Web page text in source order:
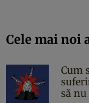
Cele mai noi
Cum
să